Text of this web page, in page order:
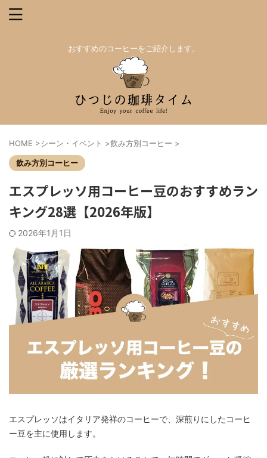
おすすめのコーヒーをご紹介します。
HOME >シーン・イベント >飲み方別コーヒー >
飲み方別コーヒー
エスプレッソ用コーヒー豆のおすすめラン
キング28選【2026年版】
2026年1月1日
エスプレッソはイタリア発祥のコーヒーで、深煎りにしたコーヒ
ー豆を主に使用します。